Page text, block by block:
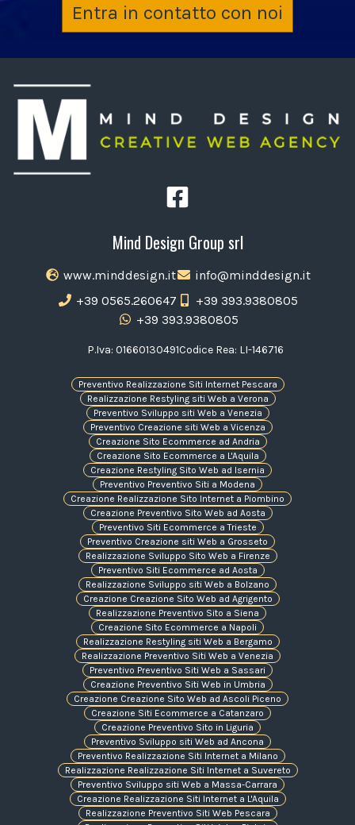
Entra in contatto con noi
Mind Design Group srl
www.minddesign.it
info@minddesign.it
+39 0565.260647
+39 393.9380805
+39 393.9380805
P.Iva: 01660130491Codice Rea: LI-146716
Preventivo Realizzazione Siti Internet Pescara
Realizzazione Restyling siti Web a Verona
Preventivo Sviluppo siti Web a Venezia
Preventivo Creazione siti Web a Vicenza
Creazione Sito Ecommerce ad Andria
Creazione Sito Ecommerce a L'Aquila
Creazione Restyling Sito Web ad Isernia
Preventivo Preventivo Siti a Modena
Creazione Realizzazione Sito Internet a Piombino
Creazione Preventivo Sito Web ad Aosta
Preventivo Siti Ecommerce a Trieste
Preventivo Creazione siti Web a Grosseto
Realizzazione Sviluppo Sito Web a Firenze
Preventivo Siti Ecommerce ad Aosta
Realizzazione Sviluppo siti Web a Bolzano
Creazione Creazione Sito Web ad Agrigento
Realizzazione Preventivo Sito a Siena
Creazione Sito Ecommerce a Napoli
Realizzazione Restyling siti Web a Bergamo
Realizzazione Preventivo Siti Web a Venezia
Preventivo Preventivo Siti Web a Sassari
Creazione Preventivo Siti Web in Umbria
Creazione Creazione Sito Web ad Ascoli Piceno
Creazione Siti Ecommerce a Catanzaro
Creazione Preventivo Sito in Liguria
Preventivo Sviluppo siti Web ad Ancona
Preventivo Realizzazione Siti Internet a Milano
Realizzazione Realizzazione Siti Internet a Suvereto
Preventivo Sviluppo siti Web a Massa-Carrara
Creazione Realizzazione Siti Internet a L'Aquila
Realizzazione Preventivo Siti Web Pescara